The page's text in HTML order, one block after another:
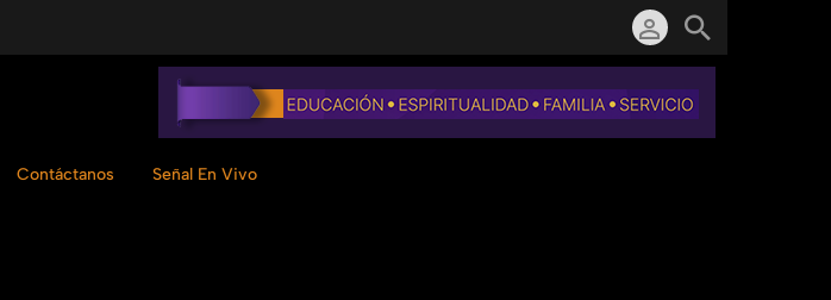
Contáctanos Señal En Vivo